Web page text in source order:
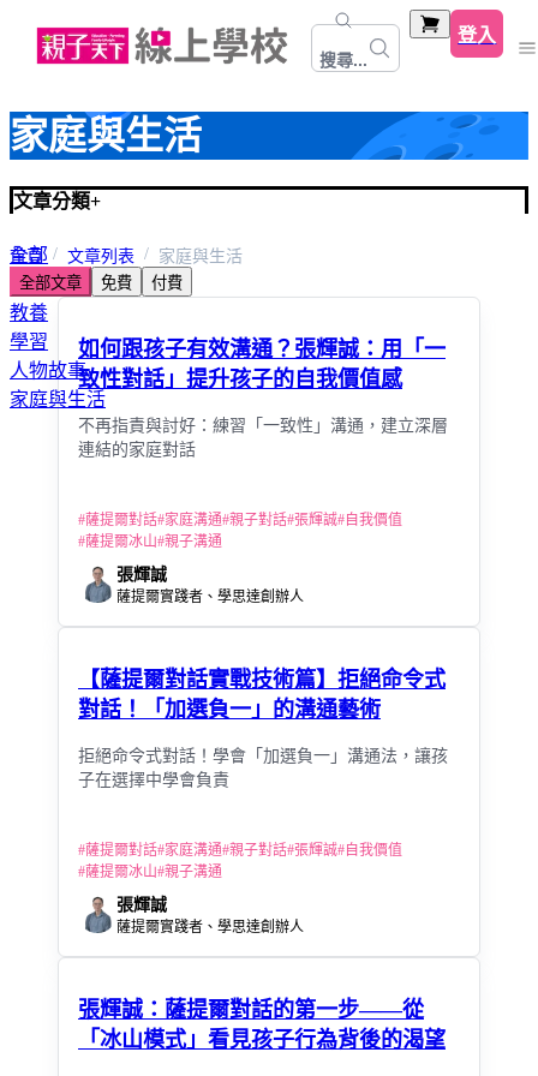
搜尋...
登入
家庭與生活
文章分類+
全部
心靈關係成長
教養
學習
人物故事
家庭與生活
首頁 文章列表
家庭與生活
全部文章
免費 付費
如何跟孩子有效溝通？張輝誠：用「一
致性對話」提升孩子的自我價值感
不再指責與討好：練習「一致性」溝通，建立深層
連結的家庭對話
#薩提爾對話#家庭溝通#親子對話#張輝誠#自我價值
#薩提爾冰山#親子溝通
張輝誠
薩提爾實踐者、學思達創辦人
【薩提爾對話實戰技術篇】拒絕命令式
對話！「加選負一」的溝通藝術
拒絕命令式對話！學會「加選負一」溝通法，讓孩
子在選擇中學會負責
#薩提爾對話#家庭溝通#親子對話#張輝誠#自我價值
#薩提爾冰山#親子溝通
張輝誠
薩提爾實踐者、學思達創辦人
張輝誠：薩提爾對話的第一步——從
「冰山模式」看見孩子行為背後的渴望